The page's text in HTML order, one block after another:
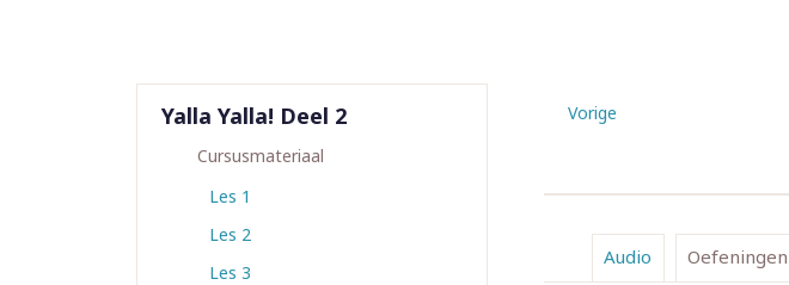
Yalla Yalla! Deel 2
Cursusmateriaal
Les 1
Les 2
Les 3
Vorige
Audio Oefeningen